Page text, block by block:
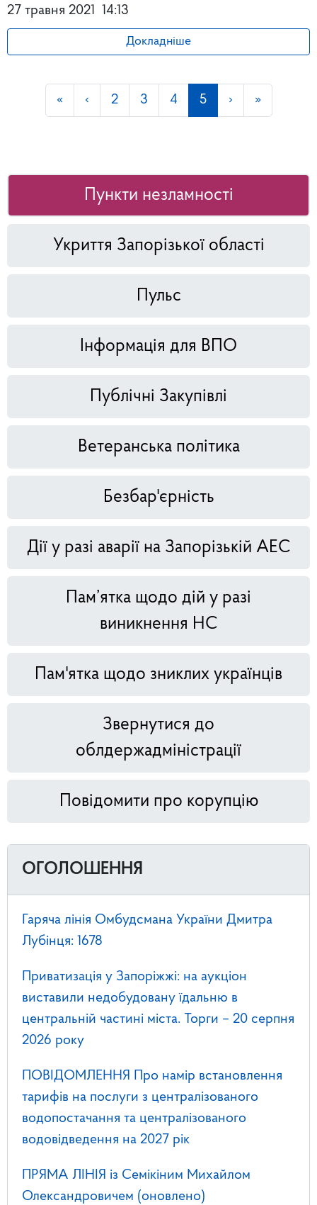
27 травня 2021 14:13
Докладніше
« ‹ 2 3 4 5 › »
Пункти незламності
Укриття Запорізької області
Пульс
Інформація для ВПО
Публічні Закупівлі
Ветеранська політика
Безбар'єрність
Дії у разі аварії на Запорізькій АЕС
Пам’ятка щодо дій у разі
виникнення НС
Пам'ятка щодо зниклих українців
Звернутися до
облдержадміністрації
Повідомити про корупцію
ОГОЛОШЕННЯ
Гаряча лінія Омбудсмана України Дмитра
Лубінця: 1678
Приватизація у Запоріжжі: на аукціон
виставили недобудовану їдальню в
центральній частині міста. Торги – 20 серпня
2026 року
ПОВІДОМЛЕННЯ Про намір встановлення
тарифів на послуги з централізованого
водопостачання та централізованого
водовідведення на 2027 рік
ПРЯМА ЛІНІЯ із Семікіним Михайлом
Олександровичем (оновлено)